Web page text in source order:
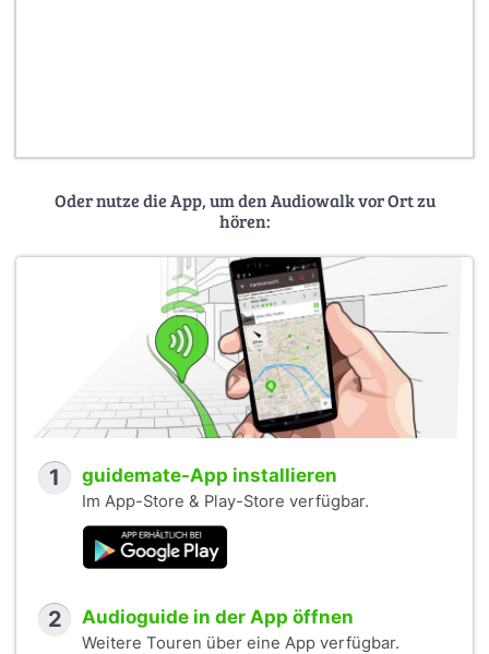
Oder nutze die App, um den Audiowalk vor Ort zu
hören:
1 guidemate-App installieren
Im App-Store & Play-Store verfügbar.
2 Audioguide in der App öffnen
Weitere Touren über eine App verfügbar.